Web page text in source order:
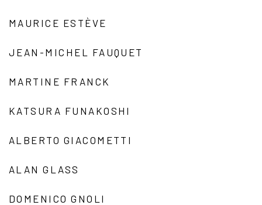
MAURICE ESTÈVE
JEAN-MICHEL FAUQUET
MARTINE FRANCK
KATSURA FUNAKOSHI
ALBERTO GIACOMETTI
ALAN GLASS
DOMENICO GNOLI